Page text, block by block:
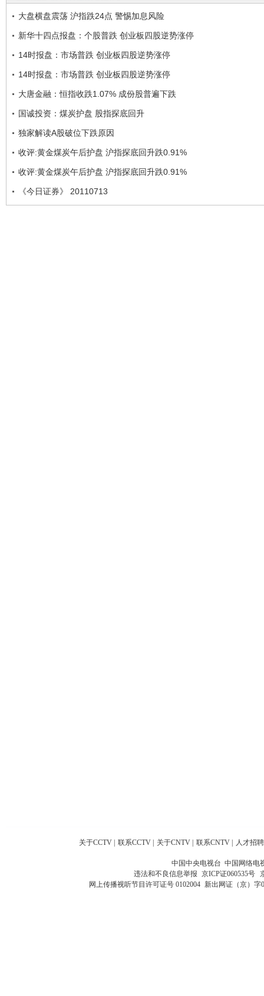
大盘横盘震荡 沪指跌24点 警惕加息风险
新华十四点报盘：个股普跌 创业板四股逆势涨停
14时报盘：市场普跌 创业板四股逆势涨停
14时报盘：市场普跌 创业板四股逆势涨停
大唐金融：恒指收跌1.07% 成份股普遍下跌
国诚投资：煤炭护盘 股指探底回升
独家解读A股破位下跌原因
收评:黄金煤炭午后护盘 沪指探底回升跌0.91%
收评:黄金煤炭午后护盘 沪指探底回升跌0.91%
《今日证券》 20110713
关于CCTV 联系CCTV 关于CNTV 联系CNTV 人才招聘
中国中央电视台 中国网络电
违法和不良信息举报 京ICP证060535号
网上传播视听节目许可证号 0102004 新出网证（京）